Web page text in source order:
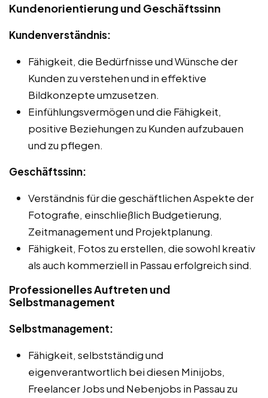
Kundenorientierung und Geschäftssinn
Kundenverständnis:
Fähigkeit, die Bedürfnisse und Wünsche der
Kunden zu verstehen und in effektive
Bildkonzepte umzusetzen.
Einfühlungsvermögen und die Fähigkeit,
positive Beziehungen zu Kunden aufzubauen
und zu pflegen.
Geschäftssinn:
Verständnis für die geschäftlichen Aspekte der
Fotografie, einschließlich Budgetierung,
Zeitmanagement und Projektplanung.
Fähigkeit, Fotos zu erstellen, die sowohl kreativ
als auch kommerziell in Passau erfolgreich sind.
Professionelles Auftreten und
Selbstmanagement
Selbstmanagement:
Fähigkeit, selbstständig und
eigenverantwortlich bei diesen Minijobs,
Freelancer Jobs und Nebenjobs in Passau zu